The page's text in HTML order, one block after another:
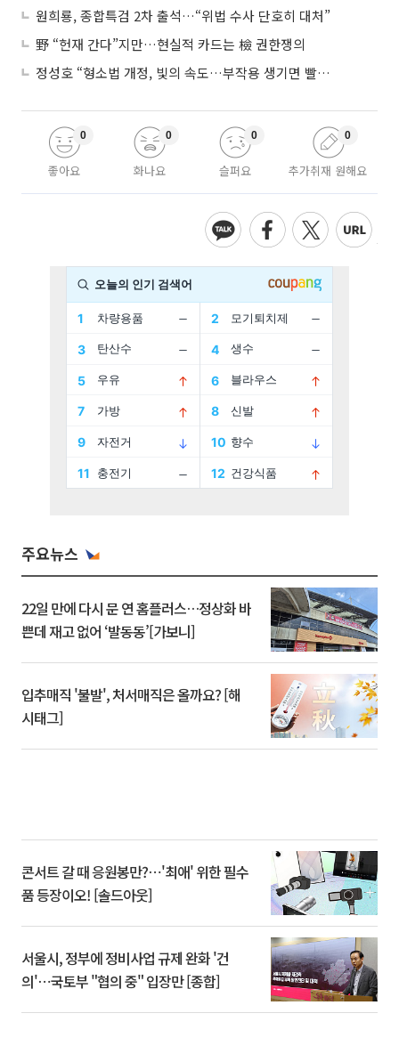
원희룡, 종합특검 2차 출석…“위법 수사 단호히 대처”
野 “헌재 간다”지만…현실적 카드는 檢 권한쟁의
정성호 “형소법 개정, 빛의 속도…부작용 생기면 빨리 고쳐야”
좋아요
0
화나요
0
슬퍼요
0
추가취재 원해요
0
주요뉴스
22일 만에 다시 문 연 홈플러스…정상화 바
쁜데 재고 없어 ‘발동동’[가보니]
입추매직 '불발', 처서매직은 올까요? [해
시태그]
콘서트 갈 때 응원봉만?⋯'최애' 위한 필수
품 등장이오! [솔드아웃]
서울시, 정부에 정비사업 규제 완화 '건
의'⋯국토부 "협의 중" 입장만 [종합]